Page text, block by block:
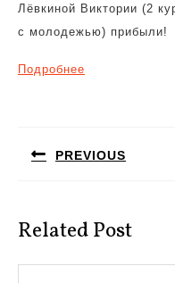
Лёвкиной Виктории (2
с молодежью) прибыли!
Подробнее
записям
PREVIOUS
Related Post